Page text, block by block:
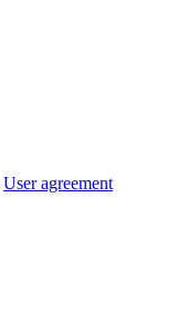
User agreement